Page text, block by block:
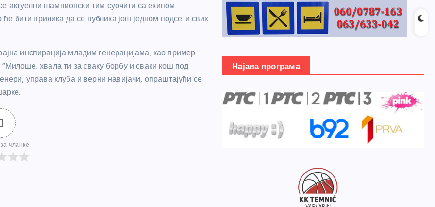
актуелни шампионски тим суочити са екипом
бити прилика да се публика још једном подсети свих
инспирација младим генерацијама, као пример
хвала ти за сваку борбу и сваки кош под
управа клуба и верни навијачи, опраштајући се
чланке
Најава програма